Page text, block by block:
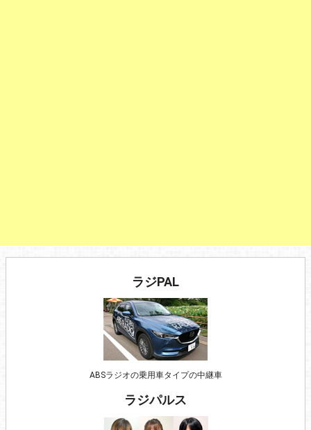
ラジPAL
ABSラジオの乗用車タイプの中継車
ラジパルス